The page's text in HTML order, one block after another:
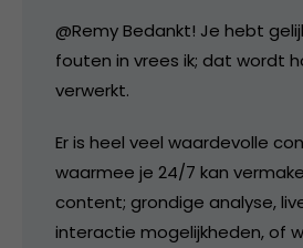
@Remy Bedankt! Je hebt
fouten in vrees ik; dat wordt
verwerkt.
Er is heel veel waardevolle
waarmee je 24/7 kan
content; grondige analyse,
interactie mogelijkheden, of